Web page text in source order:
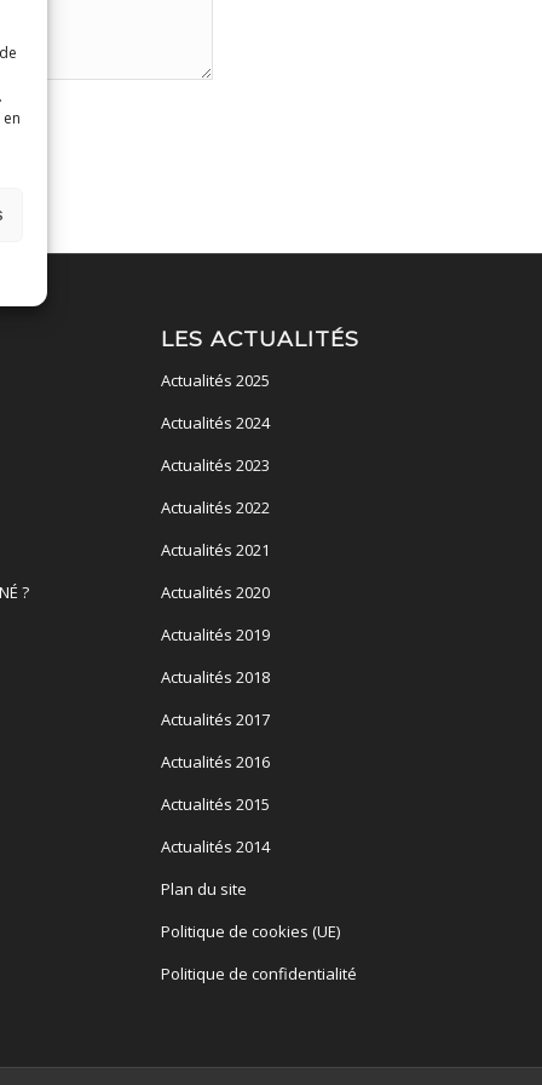
?
LES ACTUALITÉS
Actualités 2025
Actualités 2024
Actualités 2023
Actualités 2022
Actualités 2021
Actualités 2020
Actualités 2019
Actualités 2018
Actualités 2017
Actualités 2016
Actualités 2015
Actualités 2014
Plan du site
Politique de cookies (UE)
Politique de confidentialité